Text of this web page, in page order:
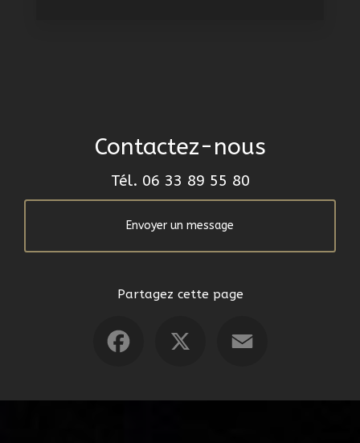
Contactez-nous
Tél. 06 33 89 55 80
Envoyer un message
Partagez cette page